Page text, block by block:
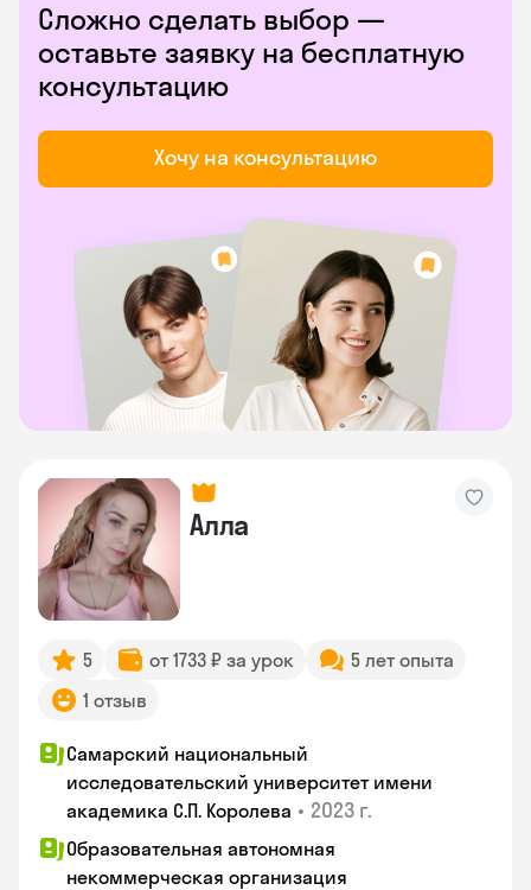
Сложно сделать выбор —
оставьте заявку на бесплатную
консультацию
Хочу на консультацию
Алла
5 от 1733 ₽ за урок
5 лет опыта
1 отзыв
Самарский национальный
исследовательский университет имени
академика С.П. Королева • 2023 г.
Образовательная автономная
некоммерческая организация